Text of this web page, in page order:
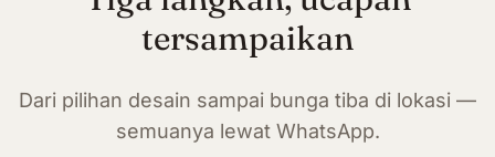
tersampaikan
Dari pilihan desain sampai bunga tiba di lokasi —
semuanya lewat WhatsApp.